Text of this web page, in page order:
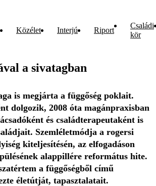
Közélet Interjú Riport
Családi
kör
a sivatagban
is megjárta a függőség poklait.
dolgozik, 2008 óta magánpraxisban
és családterapeutaként is
Szemléletmódja a rogersi
kiteljesítésén, az elfogadáson
alappillére református hite.
a függőségből című
életútját, tapasztalatait.